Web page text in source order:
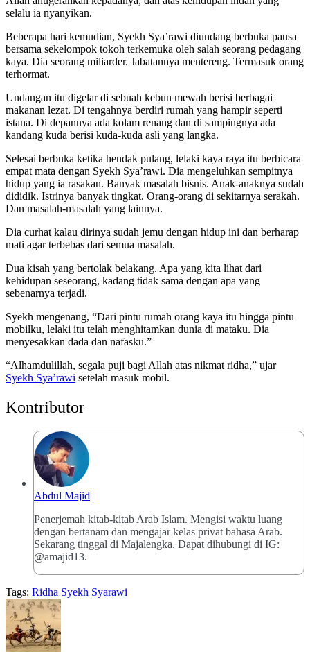
selalu ia nyanyikan.
Beberapa hari kemudian, Syekh Sya’rawi diundang berbuka pausa
bersama sekelompok tokoh terkemuka oleh salah seorang pedagang
kaya. Dia seorang miliarder. Jabatannya mentereng. Termasuk orang
terhormat.
Undangan itu digelar di sebuah kebun mewah berisi berbagai
makanan lezat. Di tengahnya berdiri rumah yang hampir seperti
istana. Di depannya ada kolam renang dan di sampingnya ada
kandang kuda berisi kuda-kuda asli yang langka.
Selesai berbuka ketika hendak pulang, lelaki kaya raya itu berbicara
empat mata dengan Syekh Sya’rawi. Dia mengeluhkan sempitnya
hidup yang ia rasakan. Banyak masalah bisnis. Anak-anaknya sudah
dididik. Istrinya banyak tingkat. Orang-orang di sekitarnya serakah.
Dan masalah-masalah yang lainnya.
Dia curhat kalau dirinya sudah jemu dengan hidup ini dan berharap
mati agar terbebas dari semua masalah.
Dua kisah yang bertolak belakang. Apa yang kita lihat dari
kehidupan seseorang, kadang tidak sama dengan apa yang
sebenarnya terjadi.
Syekh mengenang, “Dari pintu rumah orang kaya itu hingga pintu
mobilku, lelaki itu telah menghitamkan dunia di mataku. Dia
menyesakkan dada dan nafasku.”
“Alhamdulillah, segala puji bagi Allah atas nikmat ridha,” ujar
Syekh Sya’rawi setelah masuk mobil.
Kontributor
Abdul Majid
Penerjemah kitab-kitab Arab Islam. Mengisi waktu luang
dengan bertanam dan mengajar kelas privat bahasa Arab.
Sekarang tinggal di Majalengka. Dapat dihubungi di IG:
@amajid13.
Tags: Ridha Syekh Syarawi